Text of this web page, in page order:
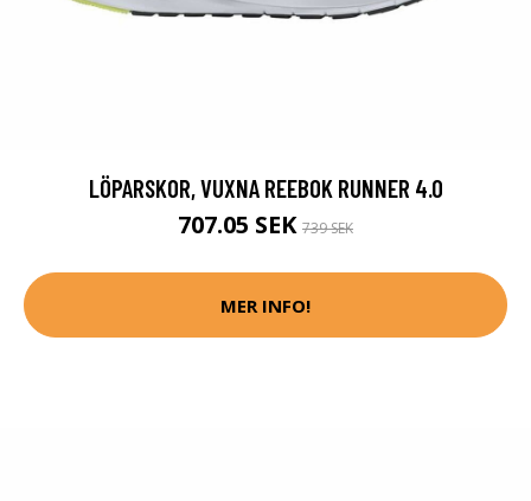
LÖPARSKOR, VUXNA REEBOK RUNNER 4.0
707.05 SEK 739 SEK
MER INFO!